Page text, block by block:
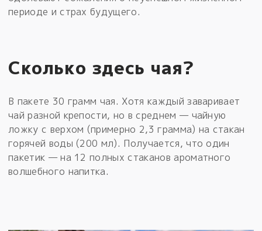
периоде и страх будущего.
Сколько здесь чая?
В пакете 30 грамм чая. Хотя каждый заваривает
чай разной крепости, но в среднем — чайную
ложку с верхом (примерно 2,3 грамма) на стакан
горячей воды (200 мл). Получается, что один
пакетик — на 12 полных стаканов ароматного
волшебного напитка.